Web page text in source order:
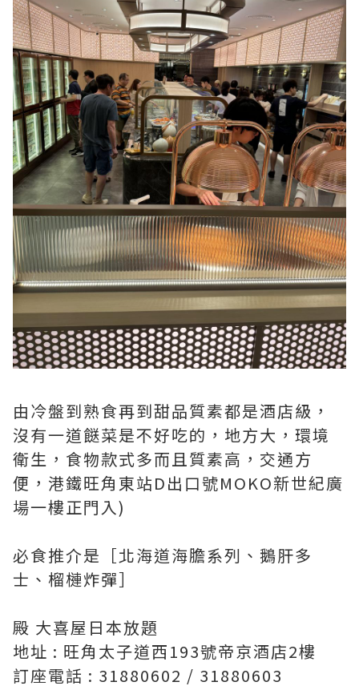
由冷盤到熟食再到甜品質素都是酒店級，
沒有一道餸菜是不好吃的，地方大，環境
衛生，食物款式多而且質素高，交通方
便，港鐵旺角東站D出口號MOKO新世紀廣
場一樓正門入)
必食推介是［北海道海膽系列、鵝肝多
士、榴槤炸彈］
殿 大喜屋日本放題
地址 : 旺角太子道西193號帝京酒店2樓
訂座電話 : 31880602 / 31880603